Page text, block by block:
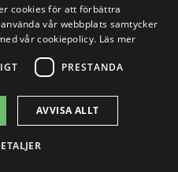
professionella
hjälpa dig att
badrum-pris.se,
cookies för att förbättra
vår webbplats samtycker
vår cookiepolicy. Läs mer
PRESTANDA
AVVISA ALLT